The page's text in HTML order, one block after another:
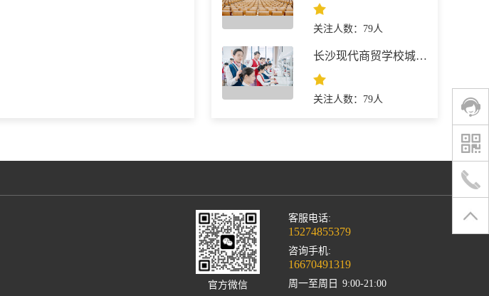
关注人数：79人
长沙现代商贸学校城市航空服务
关注人数：79人
官方微信
客服电话:
15274855379
咨询手机:
16670491319
周一至周日 9:00-21:00